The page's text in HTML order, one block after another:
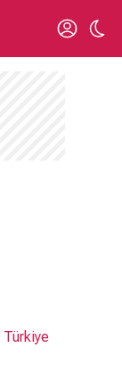
Türkiye